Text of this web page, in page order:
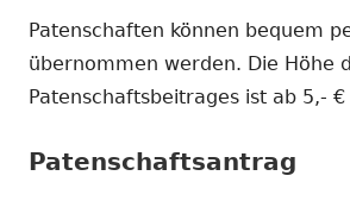
Patenschaften können bequem
übernommen werden. Die Höhe
Patenschaftsbeitrages ist ab 5,-
Patenschaftsantrag